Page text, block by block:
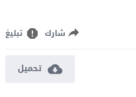
شارك تبليغ
تحميل